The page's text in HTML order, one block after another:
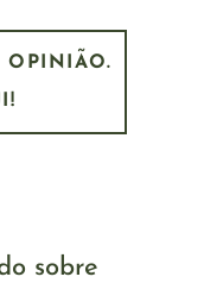
OPINIÃO.
sobre